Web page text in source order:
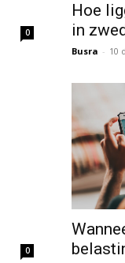
0
Hoe
in
Busra - 10
0